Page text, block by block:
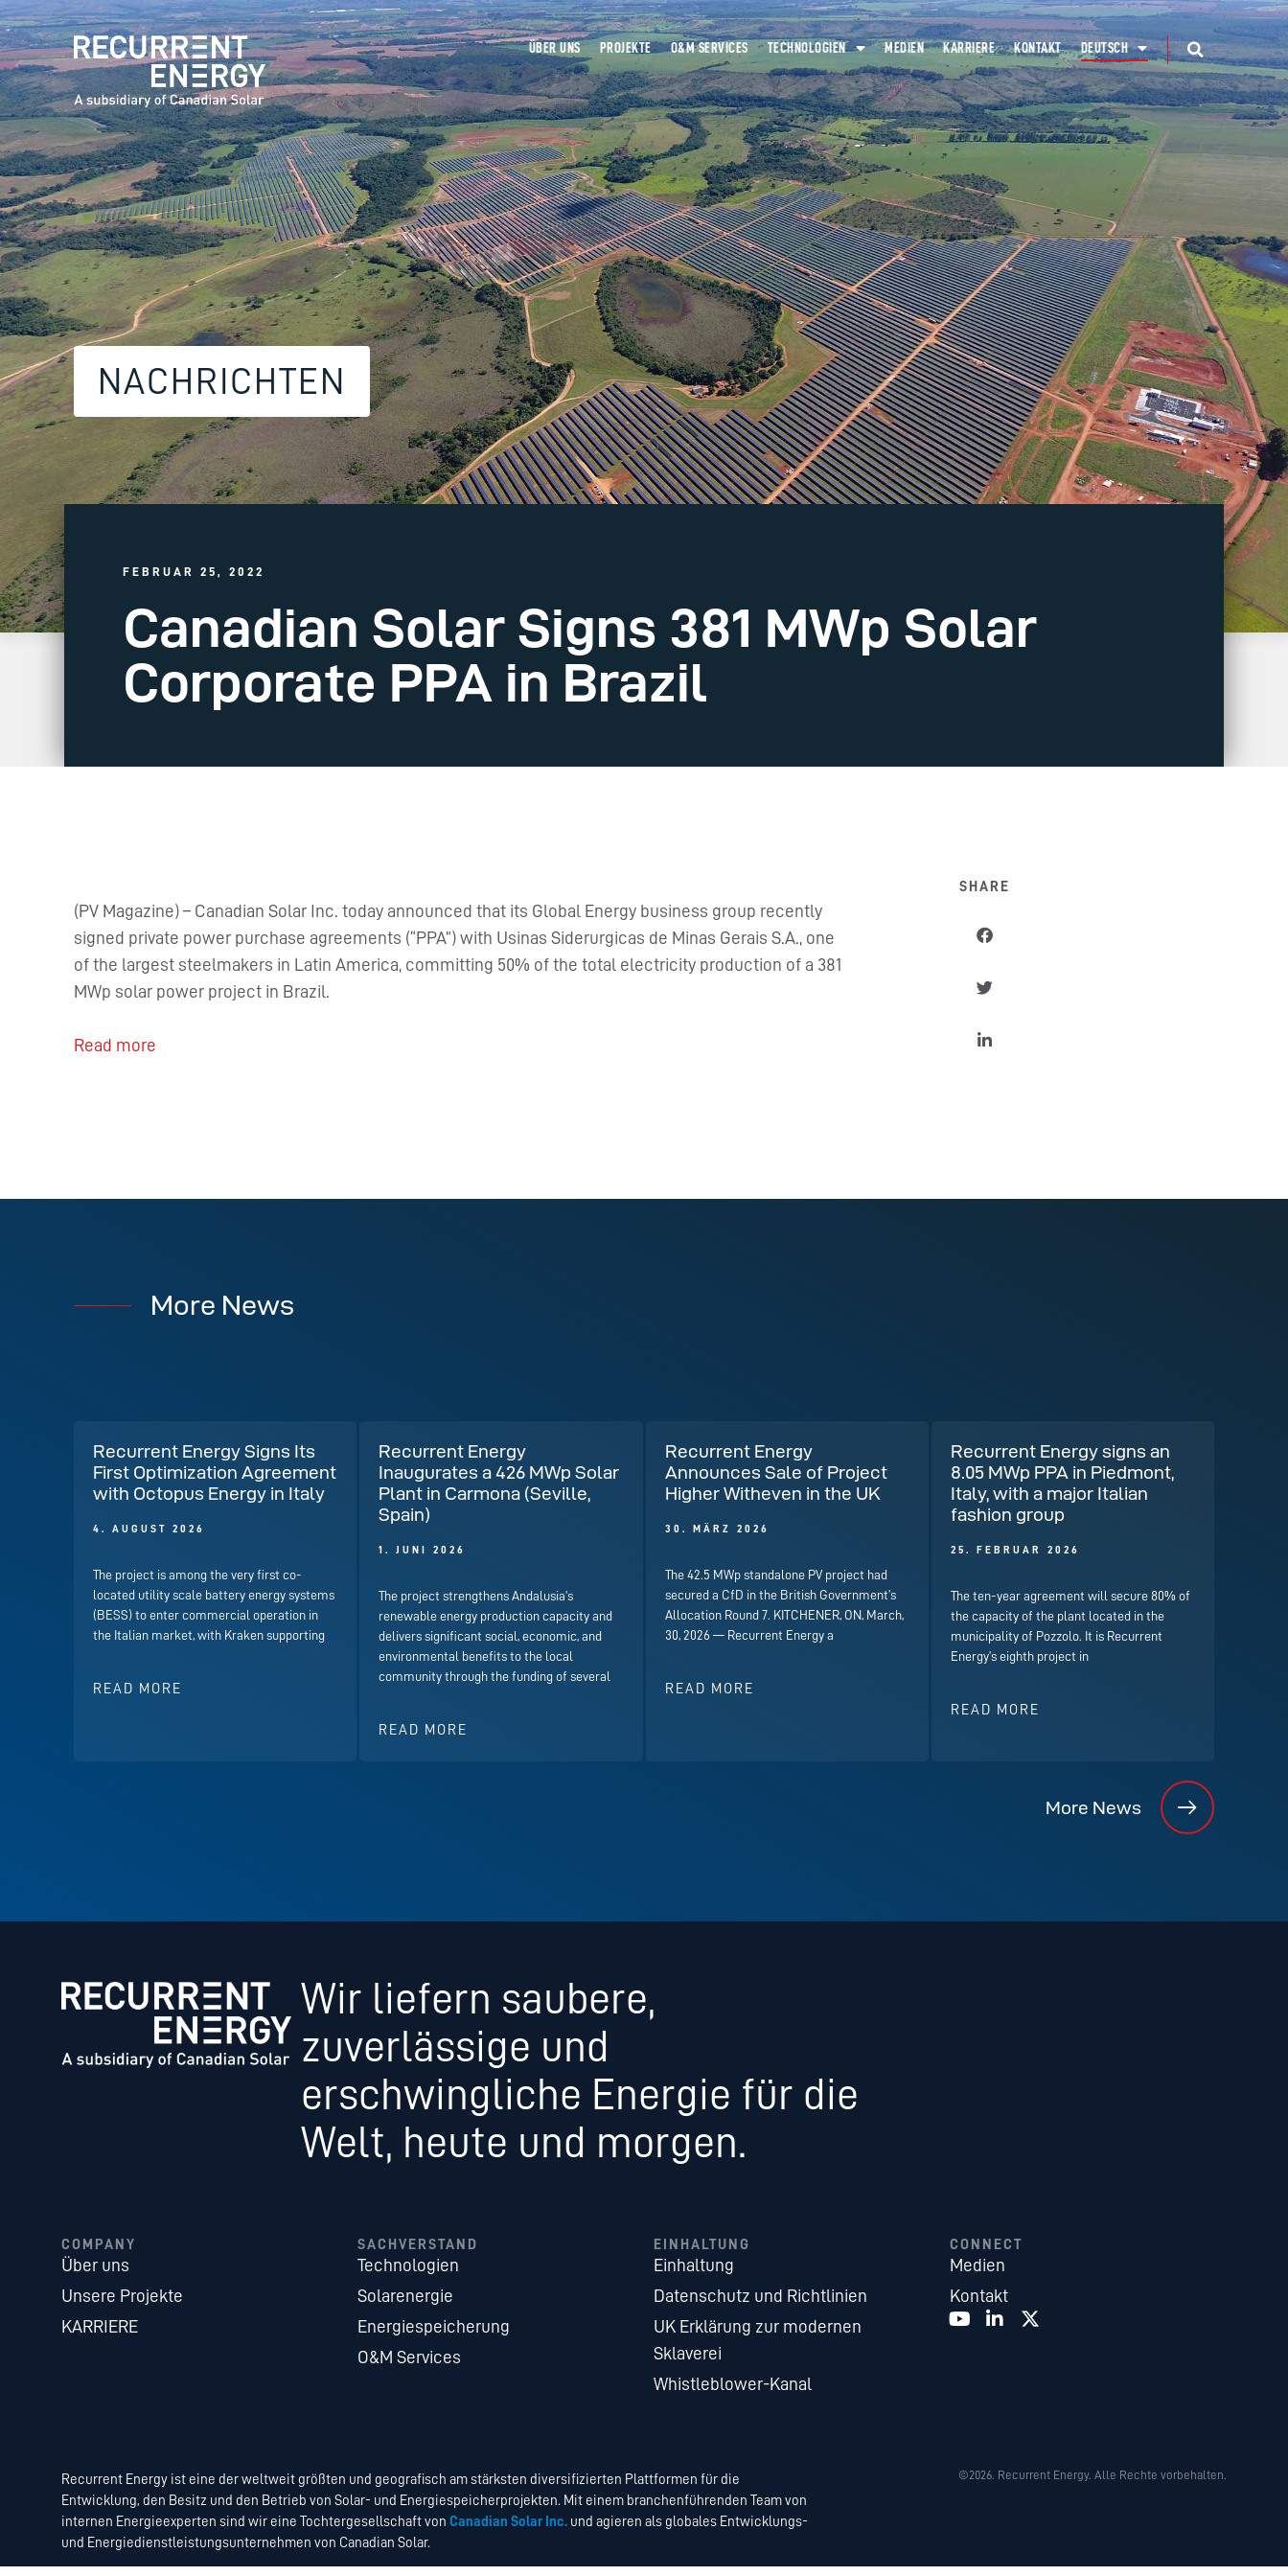
ÜBER UNS PROJEKTE O&M SERVICES TECHNOLOGIEN MEDIEN KARRIERE KONTAKT DEUTSCH
NACHRICHTEN
FEBRUAR 25, 2022
Canadian Solar Signs 381 MWp Solar
Corporate PPA in Brazil
(PV Magazine) – Canadian Solar Inc. today announced that its Global Energy business group recently
signed private power purchase agreements (“PPA”) with Usinas Siderurgicas de Minas Gerais S.A., one
of the largest steelmakers in Latin America, committing 50% of the total electricity production of a 381
MWp solar power project in Brazil.
Read more
SHARE
More News
Recurrent Energy Signs Its
First Optimization Agreement
with Octopus Energy in Italy
4. AUGUST 2026
The project is among the very first co-
located utility scale battery energy systems
(BESS) to enter commercial operation in
the Italian market, with Kraken supporting
READ MORE
Recurrent Energy
Inaugurates a 426 MWp Solar
Plant in Carmona (Seville,
Spain)
1. JUNI 2026
The project strengthens Andalusia’s
renewable energy production capacity and
delivers significant social, economic, and
environmental benefits to the local
community through the funding of several
READ MORE
Recurrent Energy
Announces Sale of Project
Higher Witheven in the UK
30. MÄRZ 2026
The 42.5 MWp standalone PV project had
secured a CfD in the British Government’s
Allocation Round 7. KITCHENER, ON, March,
30, 2026 — Recurrent Energy a
READ MORE
Recurrent Energy signs an
8.05 MWp PPA in Piedmont,
Italy, with a major Italian
fashion group
25. FEBRUAR 2026
The ten-year agreement will secure 80% of
the capacity of the plant located in the
municipality of Pozzolo. It is Recurrent
Energy’s eighth project in
READ MORE
More News
Wir liefern saubere,
zuverlässige und
erschwingliche Energie für die
Welt, heute und morgen.
COMPANY
Über uns
Unsere Projekte
KARRIERE
SACHVERSTAND
Technologien
Solarenergie
Energiespeicherung
O&M Services
EINHALTUNG
Einhaltung
Datenschutz und Richtlinien
UK Erklärung zur modernen
Sklaverei
Whistleblower-Kanal
CONNECT
Medien
Kontakt
Recurrent Energy ist eine der weltweit größten und geografisch am stärksten diversifizierten Plattformen für die
Entwicklung, den Besitz und den Betrieb von Solar- und Energiespeicherprojekten. Mit einem branchenführenden Team von
internen Energieexperten sind wir eine Tochtergesellschaft von Canadian Solar Inc.und agieren als globales Entwicklungs-
und Energiedienstleistungsunternehmen von Canadian Solar.
©2026. Recurrent Energy. Alle Rechte vorbehalten.